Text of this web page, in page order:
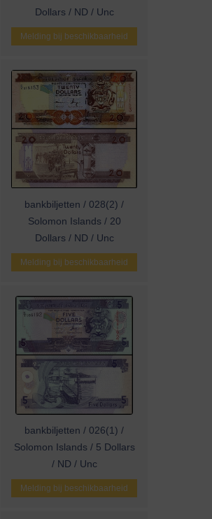
Dollars / ND / Unc
Melding bij beschikbaarheid
bankbiljetten / 028(2) /
Solomon Islands / 20
Dollars / ND / Unc
Melding bij beschikbaarheid
bankbiljetten / 026(1) /
Solomon Islands / 5 Dollars
/ ND / Unc
Melding bij beschikbaarheid